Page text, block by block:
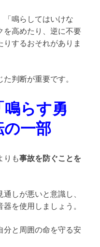
「鳴らしてはいけな
を高めたり、逆に不要
するおそれがありま
判断が重要です。
らす勇
の一部
りも事故を防ぐことを
しが悪いと意識し、
を使用しましょう。
分と周囲の命を守る安